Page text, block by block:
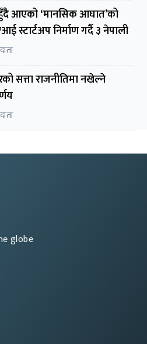
आएको ‘मानसिक आघात’को
स्टार्टअप निर्माण गर्दै ३ नेपाली
सत्ता राजनीतिमा नखेल्ने
globe